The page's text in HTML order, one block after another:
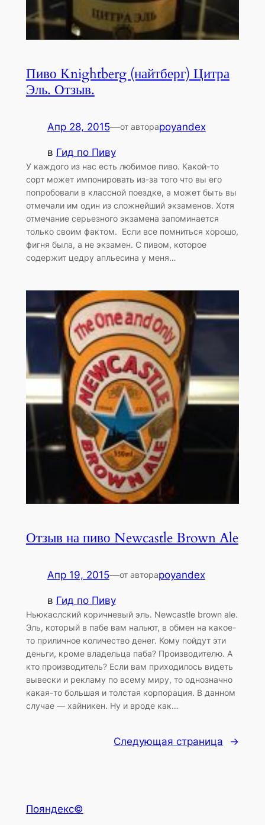
Пиво Knightberg (найтберг) Цитра
Эль. Отзыв.
Апр 28, 2015—от автораpoyandex
в Гид по Пиву
У каждого из нас есть любимое пиво. Какой-то
сорт может импонировать из-за того что вы его
попробовали в классной поездке, а может быть вы
отмечали им один из сложнейший экзаменов. Хотя
отмечание серьезного экзамена запоминается
только своим фактом. Если все помниться хорошо,
фигня была, а не экзамен. С пивом, которое
содержит цедру апльесина у меня…
Отзыв на пиво Newcastle Brown Ale
Апр 19, 2015—от автораpoyandex
в Гид по Пиву
Ньюкаслский коричневый эль. Newcastle brown ale.
Эль, который в пабе вам нальют, в обмен на какое-
то приличное количество денег. Кому пойдут эти
деньги, кроме владельца паба? Производителю. А
кто производитель? Если вам приходилось видеть
вывески и рекламу по всему миру, то однозначно
какая-то большая и толстая корпорация. В данном
случае — хайникен. Ну и вроде как…
Следующая страница →
Пояндекс©